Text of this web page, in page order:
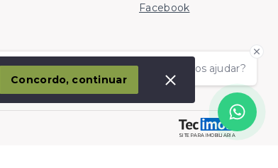
Olá! somos da Linkmob, como podemos ajudar?
Facebook
SITE PARA IMOBILIARIA
Concordo, continuar